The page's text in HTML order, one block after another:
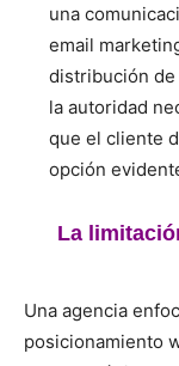
una
email
distribución
la autoridad
que el cliente
opción
La
Una agencia
posicionamiento